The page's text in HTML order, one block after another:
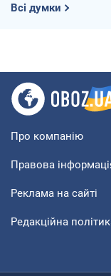
Всі думки
Про компанію
Правова
Реклама на сайті
Редакційна